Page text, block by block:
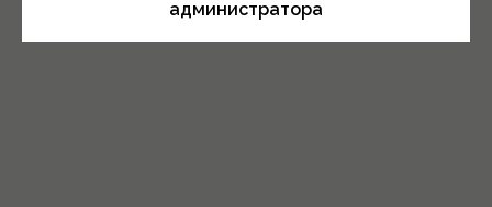
администратора